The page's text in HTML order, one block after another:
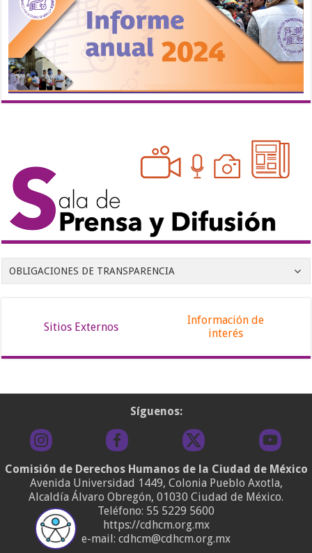
OBLIGACIONES DE TRANSPARENCIA
Sitios Externos
Información de
interés
Síguenos:
Comisión de Derechos Humanos de la Ciudad de México
Avenida Universidad 1449, Colonia Pueblo Axotla,
Alcaldía Álvaro Obregón, 01030 Ciudad de México.
Teléfono: 55 5229 5600
https://cdhcm.org.mx
e-mail: cdhcm@cdhcm.org.mx